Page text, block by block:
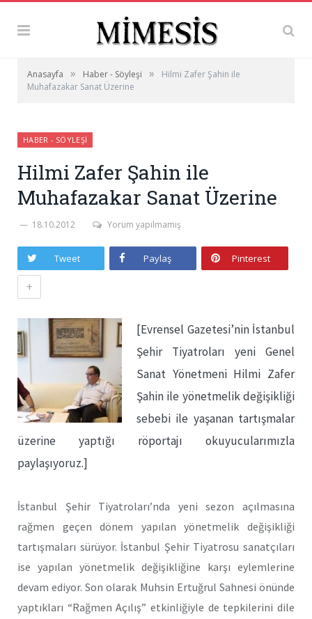
Anasayfa » Haber - Söyleşi »
Hilmi Zafer Şahin ile
Muhafazakar Sanat Üzerine
HABER - SÖYLEŞI
Hilmi Zafer Şahin ile
Muhafazakar Sanat Üzerine
18.10.2012 Yorum yapılmamış
Tweet Paylaş Pinterest
+
[Evrensel Gazetesi’nin İstanbul
Şehir Tiyatroları yeni Genel
Sanat Yönetmeni Hilmi Zafer
Şahin ile yönetmelik değişikliği
sebebi ile yaşanan tartışmalar
üzerine yaptığı röportajı okuyucularımızla
paylaşıyoruz.]
İstanbul Şehir Tiyatroları’nda yeni sezon açılmasına
rağmen geçen dönem yapılan yönetmelik değişikliği
tartışmaları sürüyor. İstanbul Şehir Tiyatrosu sanatçıları
ise yapılan yönetmelik değişikliğine karşı eylemlerine
devam ediyor. Son olarak Muhsin Ertuğrul Sahnesi önünde
yaptıkları “Rağmen Açılış” etkinliğiyle de tepkilerini dile